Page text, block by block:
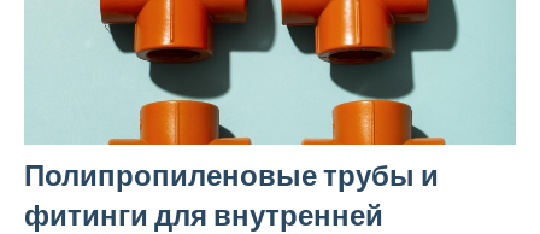
Полипропиленовые трубы и
фитинги для внутренней